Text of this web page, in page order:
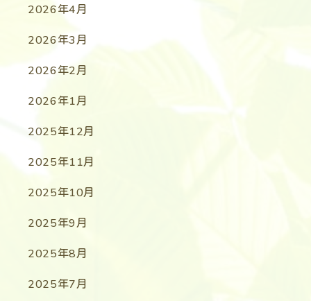
2026年4月
2026年3月
2026年2月
2026年1月
2025年12月
2025年11月
2025年10月
2025年9月
2025年8月
2025年7月